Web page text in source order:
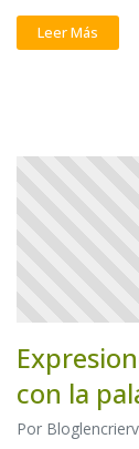
Leer Más
con la
Por